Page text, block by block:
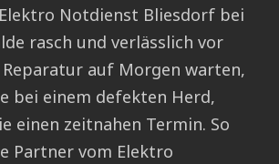
Notdienst Bliesdorf bei
rasch und verlässlich vor
auf Morgen warten,
bei einem defekten Herd,
einen zeitnahen Termin. So
Partner vom Elektro